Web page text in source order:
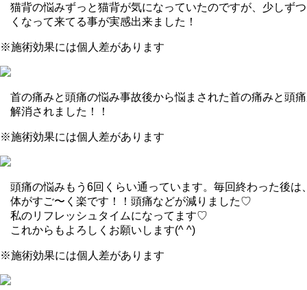
猫背の悩みずっと猫背が気になっていたのですが、少しず
くなって来てる事が実感出来ました！
※施術効果には個人差があります
首の痛みと頭痛の悩み事故後から悩まされた首の痛みと頭
解消されました！！
※施術効果には個人差があります
頭痛の悩み もう6回くらい通っています。毎回終わった後は
体がすご〜く楽です！！頭痛などが減りました♡
私のリフレッシュタイムになってます♡
これからもよろしくお願いします(^ ^)
※施術効果には個人差があります